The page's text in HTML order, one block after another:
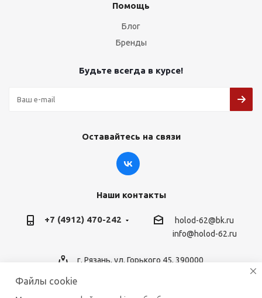
Помощь
Блог
Бренды
Будьте всегда в курсе!
Оставайтесь на связи
Наши контакты
+7 (4912) 470-242
holod-62@bk.ru
info@holod-62.ru
г. Рязань, ул. Горького 45, 390000
Файлы cookie